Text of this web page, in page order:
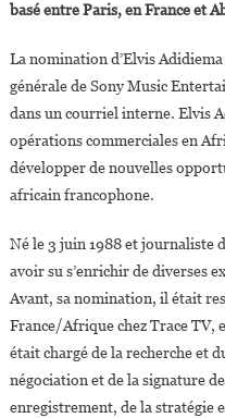
basé entre Paris, en France et
La nomination d’Elvis
générale de Sony Music
dans un courriel interne. Elvis
opérations commerciales en
développer de nouvelles
africain francophone.
Né le 3 juin 1988 et journaliste
avoir su s’enrichir de diverses
Avant, sa nomination, il était
France/Afrique chez Trace TV,
était chargé de la recherche et
négociation et de la signature
enregistrement, de la stratégie